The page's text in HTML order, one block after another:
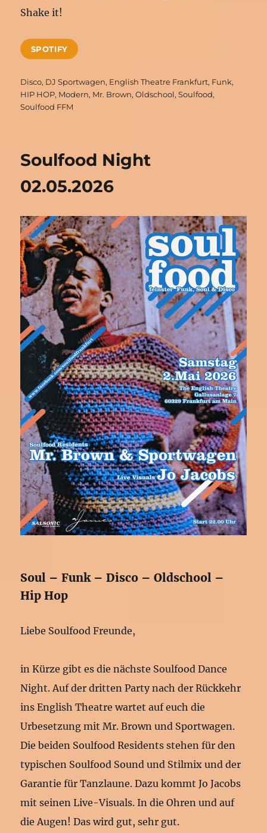
Shake it!
SPOTIFY
Schlagwörter
Disco, DJ Sportwagen, English Theatre Frankfurt, Funk,
HIP HOP, Modern, Mr. Brown,Oldschool,Soulfood,
Soulfood FFM
Soulfood Night
02.05.2026
Soul – Funk – Disco – Oldschool –
Hip Hop
Liebe Soulfood Freunde,
in Kürze gibt es die nächste Soulfood Dance
Night. Auf der dritten Party nach der Rückkehr
ins English Theatre wartet auf euch die
Urbesetzung mit Mr. Brown und Sportwagen.
Die beiden Soulfood Residents stehen für den
typischen Soulfood Sound und Stilmix und der
Garantie für Tanzlaune. Dazu kommt Jo Jacobs
mit seinen Live-Visuals. In die Ohren und auf
die Augen! Das wird gut, sehr gut.